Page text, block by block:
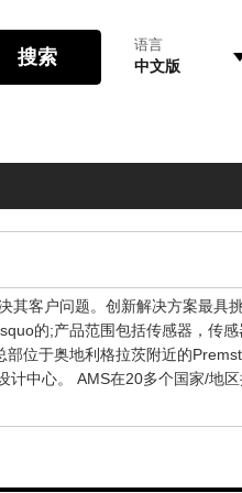
语言
中文版
其客户问题。创新解决方案最具
的;产品范围包括传感器，传
位于奥地利格拉茨附近的
中心。 AMS在20多个国家/地